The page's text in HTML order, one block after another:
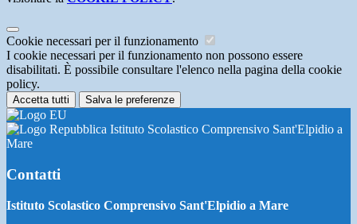
Cookie necessari per il funzionamento
I cookie necessari per il funzionamento non possono essere
disabilitati. È possibile consultare l'elenco nella pagina della cookie
policy.
Accetta tutti Salva le preferenze
Istituto Scolastico Comprensivo Sant'Elpidio a
Mare
Contatti
Istituto Scolastico Comprensivo Sant'Elpidio a Mare